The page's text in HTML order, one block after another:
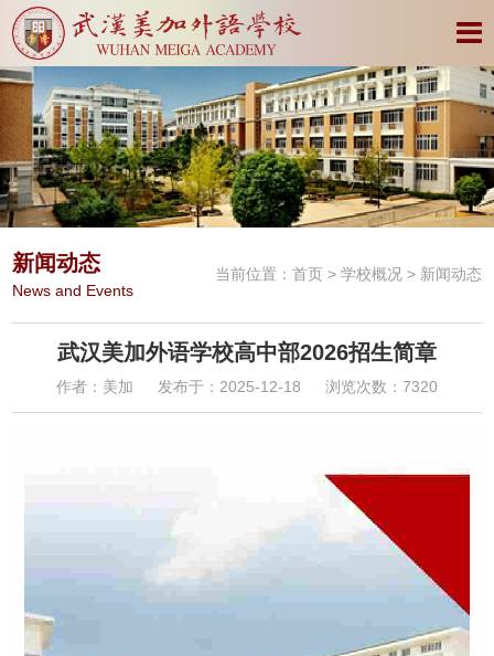
新闻动态
News and Events
当前位置： 首页> 学校概况> 新闻动态
武汉美加外语学校高中部2026招生简章
作者：美加 发布于：2025-12-18 浏览次数：7320